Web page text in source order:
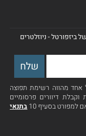
ביזפורטל - ניוזלטרים
אחד מהווה רשימת תפוצה
דיוורים פרסומיים
בסעיף 10
בתנאי